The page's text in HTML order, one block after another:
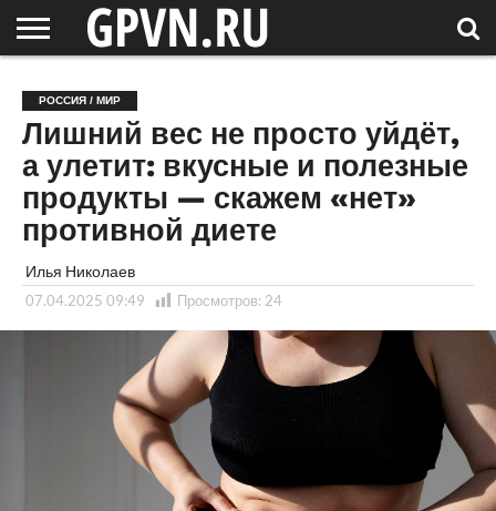
ОБЛАСТЬ
НОВОСТИ
СОСЕДЕЙ
РОССИЯ
/ МИР
СПЕЦПРОЕКТЫ
БЛОГ
СТАТЬИ
ФОТОРЕПОРТАЖИ
ИНТЕРВЬЮ
ОБЪЕКТЫ
ПОДБОРКИ
РОССИЯ / МИР
Лишний вес не просто уйдёт,
а улетит: вкусные и полезные
продукты — скажем «нет»
противной диете
Илья Николаев
07.04.2025 09:49 Просмотров: 24